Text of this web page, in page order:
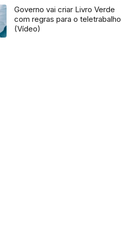
Governo vai criar Livro Verde
com regras para o teletrabalho
(Vídeo)